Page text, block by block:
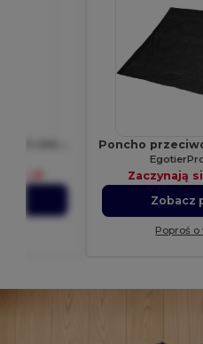
Poncho
Zaczynają
Zobacz
Poproś